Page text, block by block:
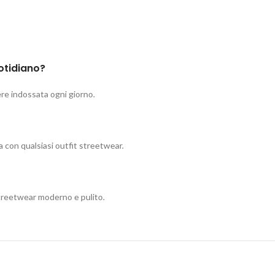
indossata ogni giorno.
con qualsiasi outfit streetwear.
moderno e pulito.